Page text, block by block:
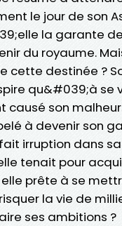
le jour de son
la garante de
du royaume.
cette destinée ?
qu&#039;à se
causé son
à devenir son
irruption dans
tenait pour
prête à se
la vie de
ses ambitions ?